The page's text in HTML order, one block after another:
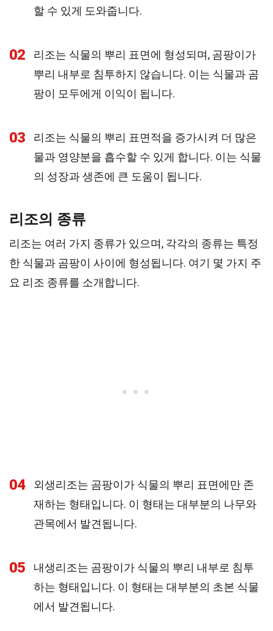
할 수 있게 도와줍니다.
02
리조는 식물의 뿌리 표면에 형성되며, 곰팡이가
뿌리 내부로 침투하지 않습니다. 이는 식물과 곰
팡이 모두에게 이익이 됩니다.
03
리조는 식물의 뿌리 표면적을 증가시켜 더 많은
물과 영양분을 흡수할 수 있게 합니다. 이는 식물
의 성장과 생존에 큰 도움이 됩니다.
리조의 종류
리조는 여러 가지 종류가 있으며, 각각의 종류는 특정
한 식물과 곰팡이 사이에 형성됩니다. 여기 몇 가지 주
요 리조 종류를 소개합니다.
04
외생리조는 곰팡이가 식물의 뿌리 표면에만 존
재하는 형태입니다. 이 형태는 대부분의 나무와
관목에서 발견됩니다.
05
내생리조는 곰팡이가 식물의 뿌리 내부로 침투
하는 형태입니다. 이 형태는 대부분의 초본 식물
에서 발견됩니다.